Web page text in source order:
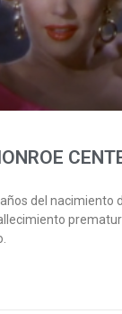
del nacimiento